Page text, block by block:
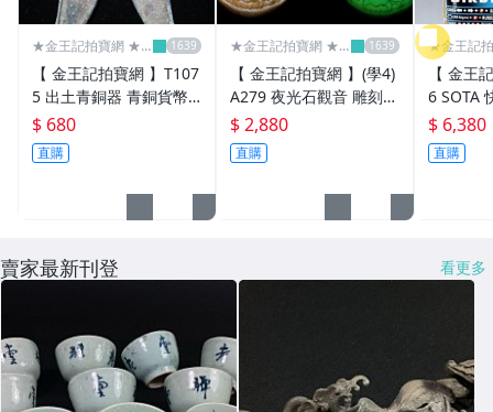
★金王記拍寶網 ★
【 金王記拍寶網 】T107
5 出土青銅器 青銅貨幣
青銅布錢 一片 罕見稀少
$ 680
直購
★金王記拍寶網 ★
【 金王記拍寶網 】(學4)
A279 夜光石觀音 雕刻石
夜光石 夜光材質趣味罕
見稀有物 一顆 罕見稀少
~
$ 2,880
直購
★金王記
金王記拍
【 金王
6 SOTA 快打旋風 街頭霸
王 BIRDID 罕見
$ 6,380
直購
賣家最新刊登 看更多